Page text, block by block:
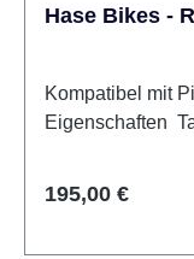
Hase Bikes -
Kompatibel mit Pino
Regulärer Preis:
195,00 €